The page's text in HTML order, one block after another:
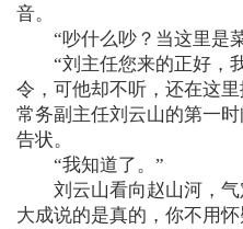
音。
“吵什么吵？当这里是
“刘主任您来的正好，我
令，可他却不听，还在这
常务副主任刘云山的第一
告状。
“我知道了。”
刘云山看向赵山河，气
大成说的是真的，你不用